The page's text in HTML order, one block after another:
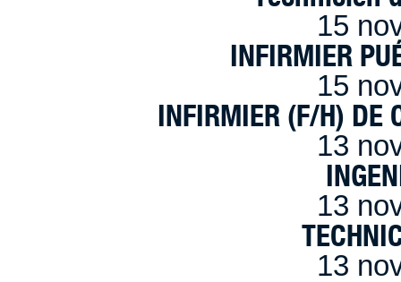
15
INFIRMIER
15
INFIRMIER (F/H) DE
13
13
13